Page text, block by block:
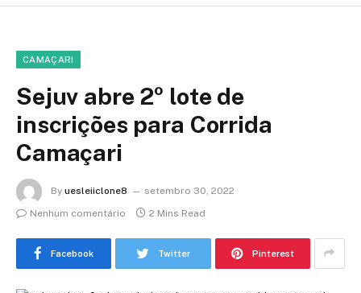
CAMAÇARI
Sejuv abre 2º lote de
inscrições para Corrida
Camaçari
By uesleiiclone8
setembro 30, 2022
Nenhum comentário
2 Mins Read
Facebook Twitter Pinterest